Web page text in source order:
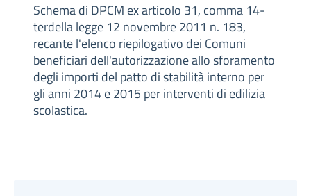
Schema di DPCM ex articolo 31, comma 14-
terdella legge 12 novembre 2011 n. 183,
recante l'elenco riepilogativo dei Comuni
beneficiari dell'autorizzazione allo sforamento
degli importi del patto di stabilità interno per
gli anni 2014 e 2015 per interventi di edilizia
scolastica.